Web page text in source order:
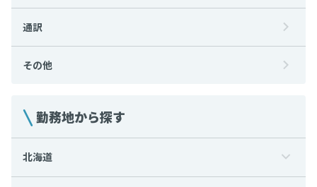
通訳
その他
勤務地から探す
北海道